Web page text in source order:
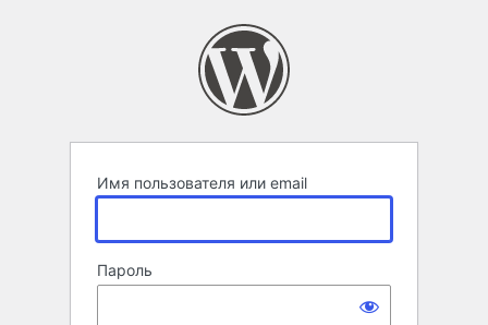
Имя пользователя или email
Пароль